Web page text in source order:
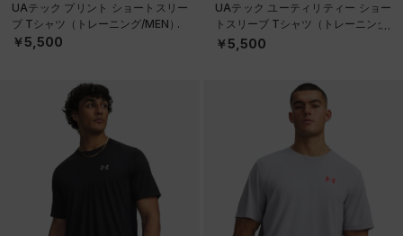
UAテック プリント ショートスリー
ブ Tシャツ（トレーニング/MEN）
￥5,500
UAテック ユーティリティー ショー
トスリーブ Tシャツ（トレーニング/
MEN）
￥5,500